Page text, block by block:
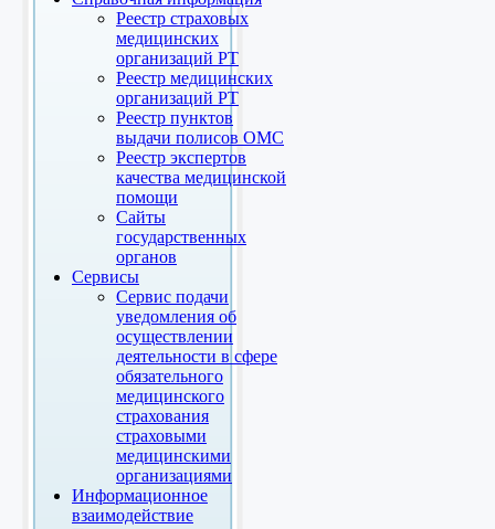
Реестр страховых
медицинских
организаций РТ
Реестр медицинских
организаций РТ
Реестр пунктов
выдачи полисов ОМС
Реестр экспертов
качества медицинской
помощи
Сайты
государственных
органов
Сервисы
Сервис подачи
уведомления об
осуществлении
деятельности в сфере
обязательного
медицинского
страхования
страховыми
медицинскими
организациями
Информационное
взаимодействие